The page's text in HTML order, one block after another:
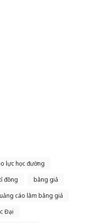
lực học đường
đồng
bằng giả
cáo lằm bằng giả
Đại